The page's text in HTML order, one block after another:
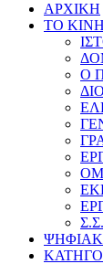
ΑΡΧΙΚΗ
ΤΟ
Ο